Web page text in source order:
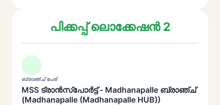
പിക്കപ്പ് ലൊക്കേഷൻ 2
ബ്രാഞ്ച് പേര്
MSS ട്രാൻസ്പോർട്ട് - Madhanapalle ബ്രാഞ്ച്
(Madhanapalle (Madhanapalle HUB))